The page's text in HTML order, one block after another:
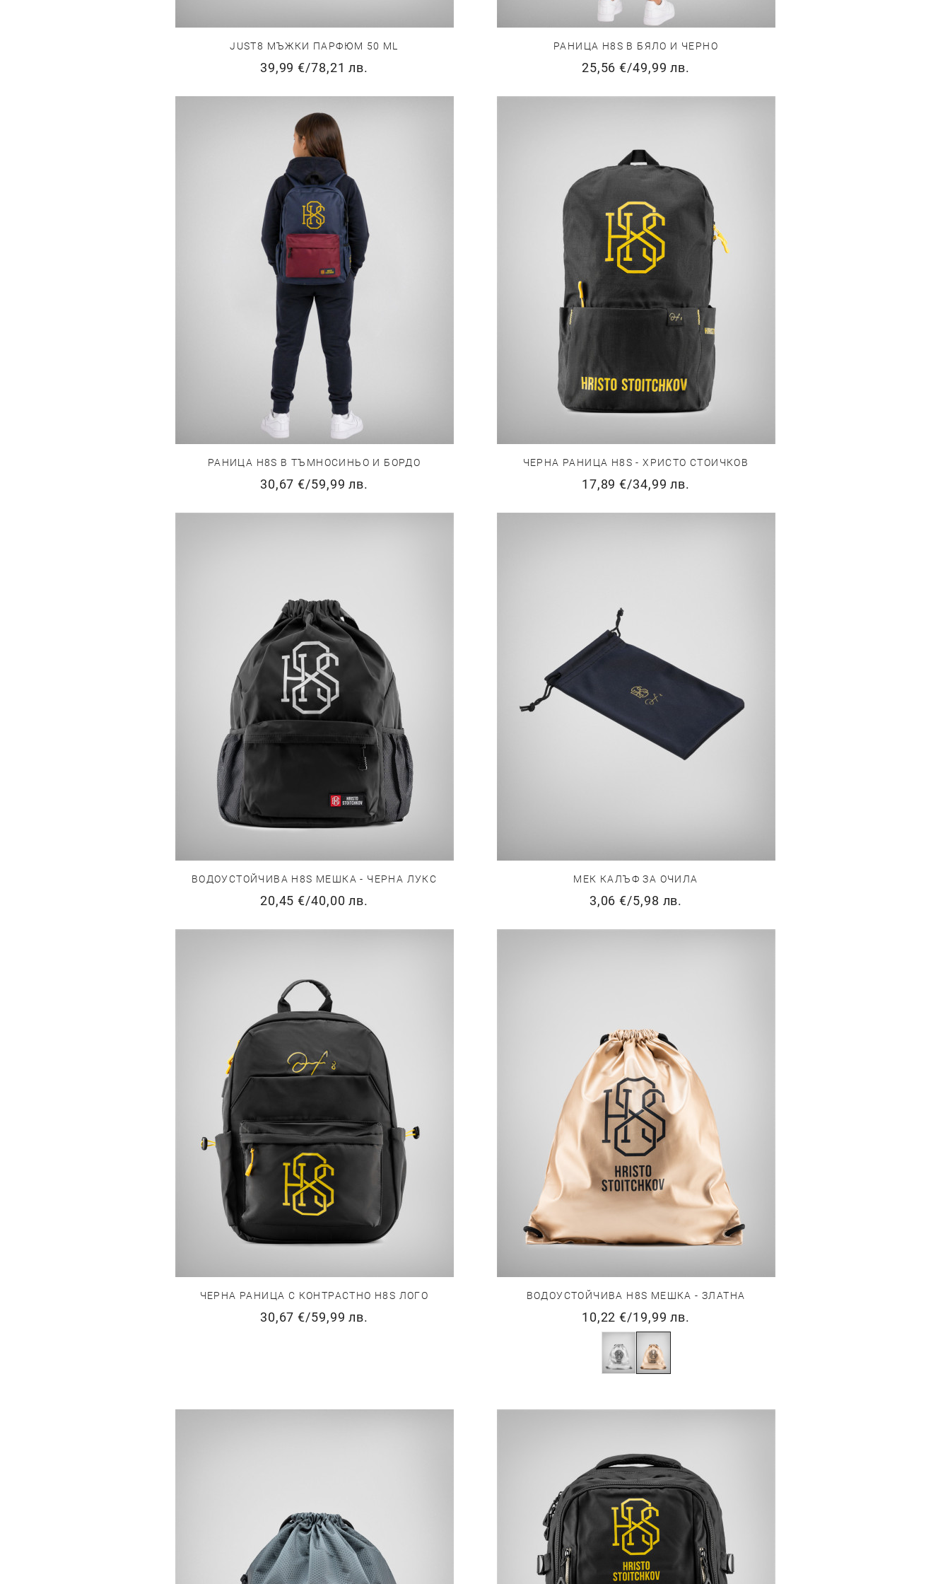
JUST8 МЪЖКИ ПАРФЮМ 50 ML
39,99 €/78,21 лв.
РАНИЦА H8S В БЯЛО И ЧЕРНО
25,56 €/49,99 лв.
РАНИЦА H8S В ТЪМНОСИНЬО И БОРДО
30,67 €/59,99 лв.
ЧЕРНА РАНИЦА H8S - ХРИСТО СТОИЧКОВ
17,89 €/34,99 лв.
ВОДОУСТОЙЧИВА H8S МЕШКА - ЧЕРНА ЛУКС
20,45 €/40,00 лв.
МЕК КАЛЪФ ЗА ОЧИЛА
3,06 €/5,98 лв.
ЧЕРНА РАНИЦА С КОНТРАСТНО H8S ЛОГО
30,67 €/59,99 лв.
ВОДОУСТОЙЧИВА H8S МЕШКА - ЗЛАТНА
10,22 €/19,99 лв.